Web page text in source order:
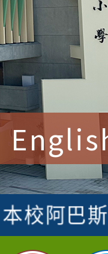
校參加
綺君教師
校阿巴
桃園市
校四年